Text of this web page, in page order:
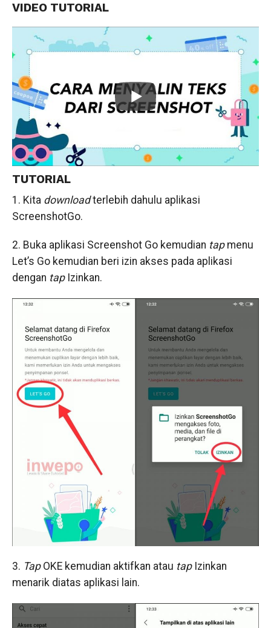
VIDEO TUTORIAL
TUTORIAL
1. Kita downloadterlebih dahulu aplikasi
ScreenshotGo.
2. Buka aplikasi Screenshot Go kemudian tapmenu
Let’s Go kemudian beri izin akses pada aplikasi
dengan tapIzinkan.
3. TapOKE kemudian aktifkan atau tapIzinkan
menarik diatas aplikasi lain.